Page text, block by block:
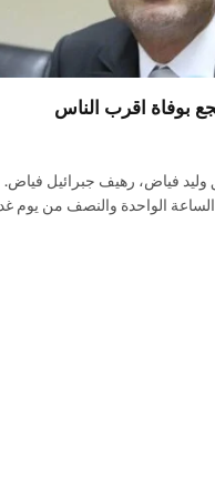
بوفاة اقرب الناس
وليد فياض، رهيف جبرائيل فياض.
الساعة الواحدة والنصف من يوم